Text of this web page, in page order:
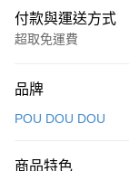
付款與運送方式
超取免運費
信用卡一次付款
LINE Pay
品牌
POU DOU DOU
商品特色